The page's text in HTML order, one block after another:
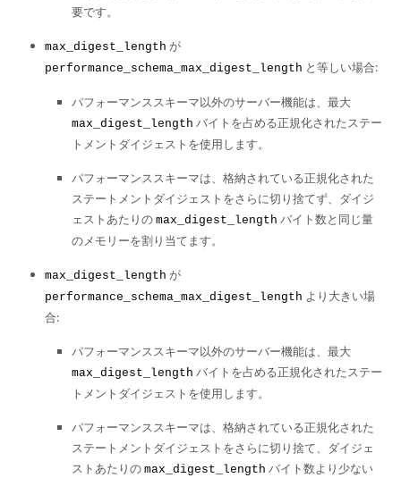
要です。
max_digest_length が
performance_schema_max_digest_length と等しい場合:
パフォーマンススキーマ以外のサーバー機能は、最大
max_digest_length バイトを占める正規化されたステー
トメントダイジェストを使用します。
パフォーマンススキーマは、格納されている正規化された
ステートメントダイジェストをさらに切り捨てず、ダイジ
ェストあたりの max_digest_length バイト数と同じ量
のメモリーを割り当てます。
max_digest_length が
performance_schema_max_digest_length より大きい場
合:
パフォーマンススキーマ以外のサーバー機能は、最大
max_digest_length バイトを占める正規化されたステー
トメントダイジェストを使用します。
パフォーマンススキーマは、格納されている正規化された
ステートメントダイジェストをさらに切り捨て、ダイジェ
ストあたりの max_digest_length バイト数より少ない